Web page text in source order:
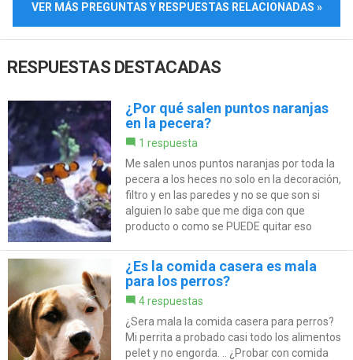
VER MÁS PREGUNTAS Y RESPUESTAS RELACIONADAS »
RESPUESTAS DESTACADAS
¿Por qué salen puntos naranjas
en la pecera?
1 respuesta
Me salen unos puntos naranjas por toda la
pecera a los heces no solo en la decoración,
filtro y en las paredes y no se que son si
alguien lo sabe que me diga con que
producto o como se PUEDE quitar eso
¿Es la comida casera es mala
para los perros?
4 respuestas
¿Sera mala la comida casera para perros?
Mi perrita a probado casi todo los alimentos
pelet y no engorda. .. ¿Probar con comida